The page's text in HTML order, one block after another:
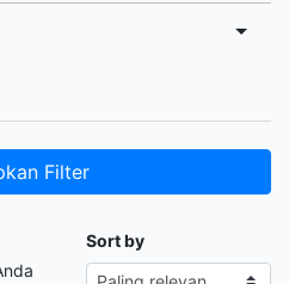
Filter
Sort by